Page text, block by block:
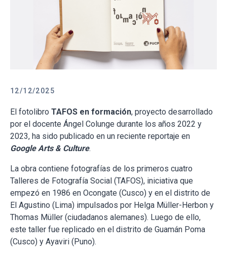
12/12/2025
El fotolibro TAFOS en formación, proyecto desarrollado
por el docente Ángel Colunge durante los años 2022 y
2023, ha sido publicado en un reciente reportaje en
Google Arts & Culture.
La obra contiene fotografías de los primeros cuatro
Talleres de Fotografía Social (TAFOS), iniciativa que
empezó en 1986 en Ocongate (Cusco) y en el distrito de
El Agustino (Lima) impulsados por Helga Müller-Herbon y
Thomas Müller (ciudadanos alemanes). Luego de ello,
este taller fue replicado en el distrito de Guamán Poma
(Cusco) y Ayaviri (Puno).